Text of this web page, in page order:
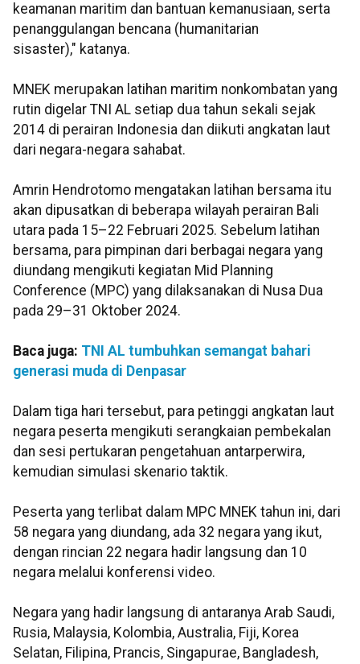
keamanan maritim dan bantuan kemanusiaan, serta
penanggulangan bencana (humanitarian
sisaster)," katanya.
MNEK merupakan latihan maritim nonkombatan yang
rutin digelar TNI AL setiap dua tahun sekali sejak
2014 di perairan Indonesia dan diikuti angkatan laut
dari negara-negara sahabat.
Amrin Hendrotomo mengatakan latihan bersama itu
akan dipusatkan di beberapa wilayah perairan Bali
utara pada 15–22 Februari 2025. Sebelum latihan
bersama, para pimpinan dari berbagai negara yang
diundang mengikuti kegiatan Mid Planning
Conference (MPC) yang dilaksanakan di Nusa Dua
pada 29–31 Oktober 2024.
Baca juga: TNI AL tumbuhkan semangat bahari
generasi muda di Denpasar
Dalam tiga hari tersebut, para petinggi angkatan laut
negara peserta mengikuti serangkaian pembekalan
dan sesi pertukaran pengetahuan antarperwira,
kemudian simulasi skenario taktik.
Peserta yang terlibat dalam MPC MNEK tahun ini, dari
58 negara yang diundang, ada 32 negara yang ikut,
dengan rincian 22 negara hadir langsung dan 10
negara melalui konferensi video.
Negara yang hadir langsung di antaranya Arab Saudi,
Rusia, Malaysia, Kolombia, Australia, Fiji, Korea
Selatan, Filipina, Prancis, Singapurae, Bangladesh,